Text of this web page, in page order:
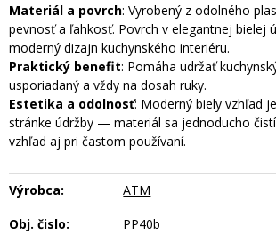
Materiál a povrch: Vyrobený z odolného
pevnosť a ľahkosť. Povrch v elegantnej bielej
moderný dizajn kuchynského interiéru.
Praktický benefit: Pomáha udržať
usporiadaný a vždy na dosah ruky.
Estetika a odolnosť: Moderný biely vzhľad
stránke údržby — materiál sa jednoducho
vzhľad aj pri častom používaní.
Výrobca:
ATM
Obj. čislo:
PP40b